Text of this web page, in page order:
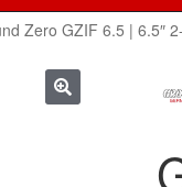
Zero GZIF 6.5 | 6.5″